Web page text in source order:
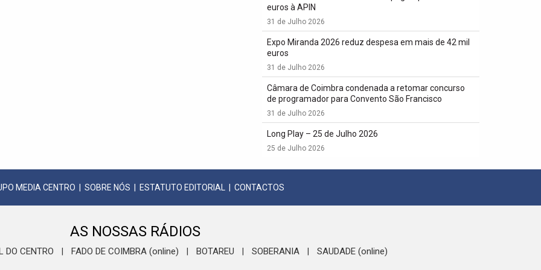
euros à APIN
31 de Julho 2026
Expo Miranda 2026 reduz despesa em mais de 42 mil
euros
31 de Julho 2026
Câmara de Coimbra condenada a retomar concurso
de programador para Convento São Francisco
31 de Julho 2026
Long Play – 25 de Julho 2026
25 de Julho 2026
MEDIA CENTRO SOBRE NÓS ESTATUTO EDITORIAL CONTACTOS
AS NOSSAS RÁDIOS
DO CENTRO FADO DE COIMBRA (online) BOTAREU SOBERANIA SAUDADE (online)